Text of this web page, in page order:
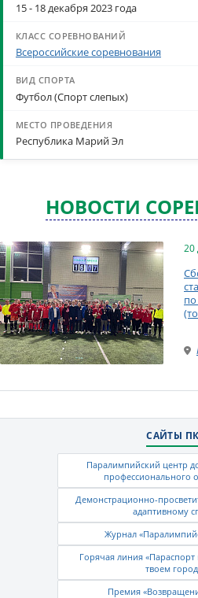
15 - 18 декабря 2023 года
Всероссийские соревнования
Футбол (Спорт слепых)
Республика Марий Эл
НОВОСТИ
20
САЙТЫ
Паралимпийский центр
профессионального
Демонстрационно-
адаптивному
Журнал
Горячая линия
твоем
Премия